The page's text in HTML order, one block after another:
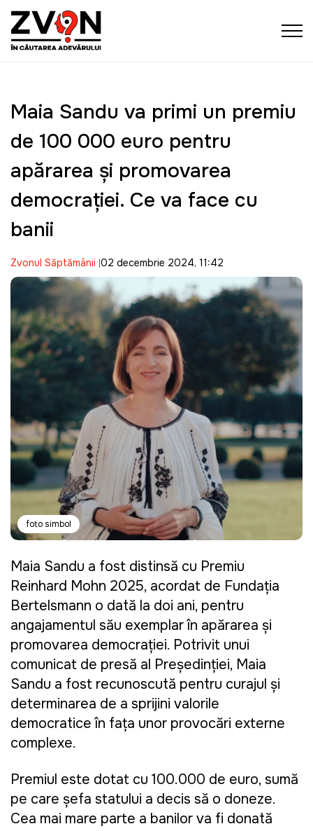
Maia Sandu va primi un premiu
de 100 000 euro pentru
apărarea și promovarea
democrației. Ce va face cu
banii
Zvonul Săptămânii 02 decembrie 2024, 11:42
foto simbol
Maia Sandu a fost distinsă cu Premiu
Reinhard Mohn 2025, acordat de Fundația
Bertelsmann o dată la doi ani, pentru
angajamentul său exemplar în apărarea și
promovarea democrației. Potrivit unui
comunicat de presă al Președinției, Maia
Sandu a fost recunoscută pentru curajul și
determinarea de a sprijini valorile
democratice în fața unor provocări externe
complexe.
Premiul este dotat cu 100.000 de euro, sumă
pe care șefa statului a decis să o doneze.
Cea mai mare parte a banilor va fi donată